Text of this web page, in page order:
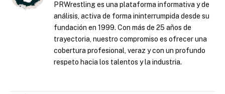
PRWrestling es una plataforma informativa y de
análisis, activa de forma ininterrumpida desde su
fundación en 1999. Con más de 25 años de
trayectoria, nuestro compromiso es ofrecer una
cobertura profesional, veraz y con un profundo
respeto hacia los talentos y la industria.